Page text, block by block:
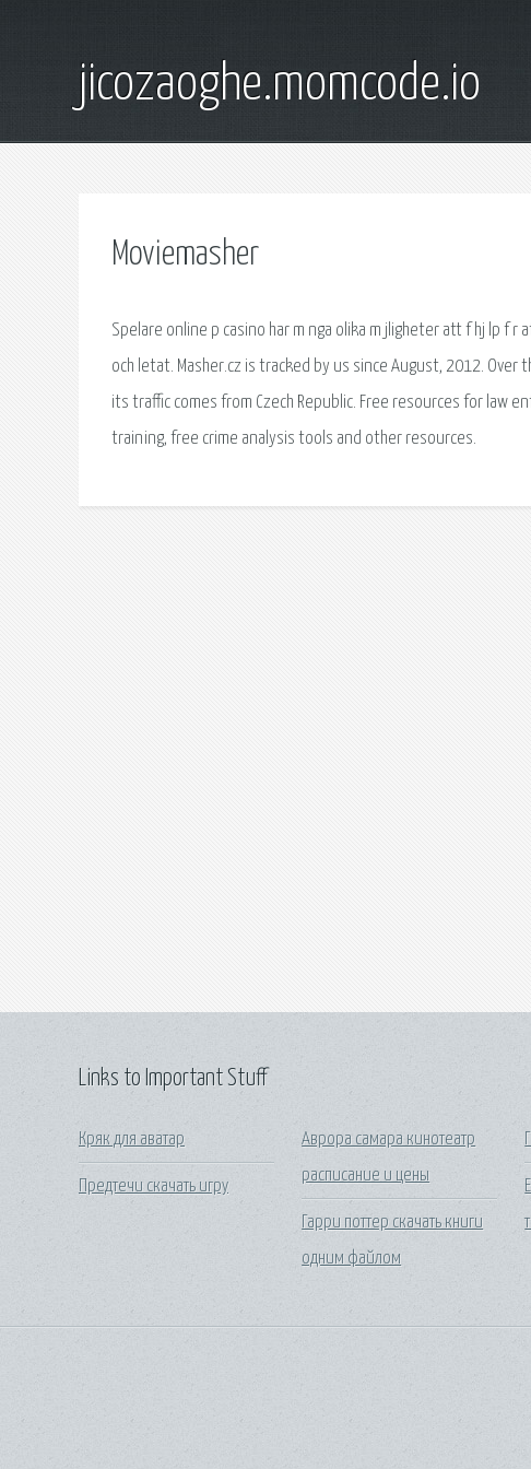
jicozaoghe.momcode.io
Moviemasher
Spelare online p casino har m nga olika m jligheter att f hj lp f
och letat. Masher.cz is tracked by us since August, 2012.
its traffic comes from Czech Republic. Free resources for law
training, free crime analysis tools and other resources.
Links to Important Stuff
Кряк для аватар
Предтечи скачать игру
Аврора самара кинотеатр
расписание и цены
Гарри поттер скачать книги
одним файлом